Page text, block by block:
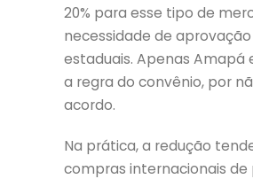
20% para esse tipo de
necessidade de
estaduais. Apenas Amapá
a regra do convênio, por
acordo.
Na prática, a redução
compras internacionais de